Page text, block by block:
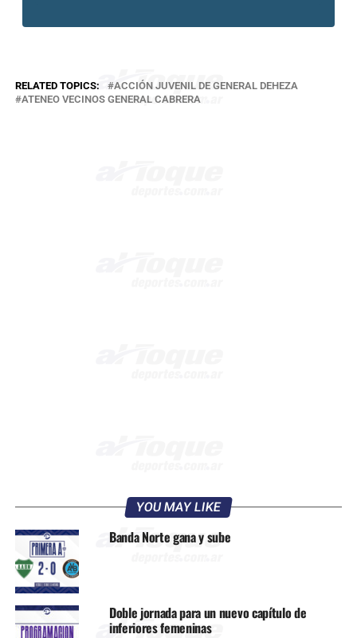
RELATED TOPICS:
ACCIÓN JUVENIL DE GENERAL DEHEZA
ATENEO VECINOS GENERAL CABRERA
YOU MAY LIKE
Banda Norte gana y sube
Doble jornada para un nuevo capítulo de
inferiores femeninas